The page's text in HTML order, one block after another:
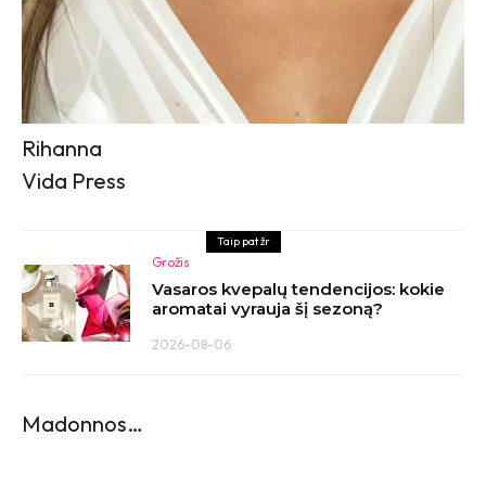
Rihanna
Vida Press
Taip pat žr
Grožis
Vasaros kvepalų tendencijos: kokie
aromatai vyrauja šį sezoną?
2026-08-06
Madonnos…